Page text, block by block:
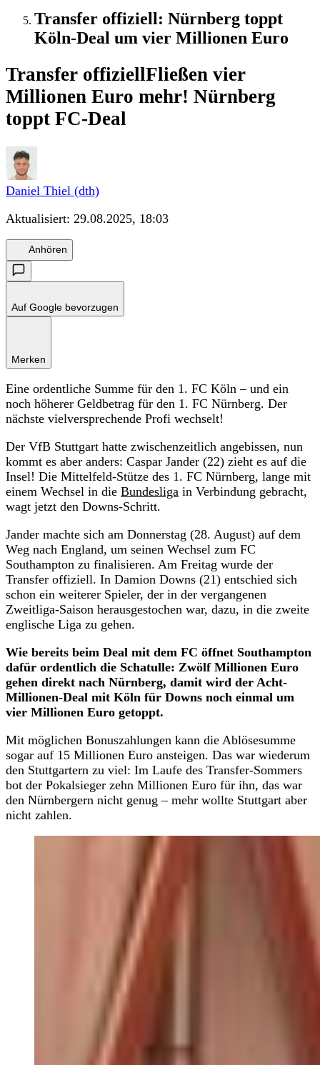
Transfer offiziell: Nürnberg toppt
Köln-Deal um vier Millionen Euro
Transfer offiziellFließen vier
Millionen Euro mehr! Nürnberg
toppt FC-Deal
Daniel Thiel (dth)
Aktualisiert: 29.08.2025, 18:03
Anhören
Auf Google bevorzugen
Merken
Eine ordentliche Summe für den 1. FC Köln – und ein
noch höherer Geldbetrag für den 1. FC Nürnberg. Der
nächste vielversprechende Profi wechselt!
Der VfB Stuttgart hatte zwischenzeitlich angebissen, nun
kommt es aber anders: Caspar Jander (22) zieht es auf die
Insel! Die Mittelfeld-Stütze des 1. FC Nürnberg, lange mit
einem Wechsel in die Bundesliga in Verbindung gebracht,
wagt jetzt den Downs-Schritt.
Jander machte sich am Donnerstag (28. August) auf dem
Weg nach England, um seinen Wechsel zum FC
Southampton zu finalisieren. Am Freitag wurde der
Transfer offiziell. In Damion Downs (21) entschied sich
schon ein weiterer Spieler, der in der vergangenen
Zweitliga-Saison herausgestochen war, dazu, in die zweite
englische Liga zu gehen.
Wie bereits beim Deal mit dem FC öffnet Southampton
dafür ordentlich die Schatulle: Zwölf Millionen Euro
gehen direkt nach Nürnberg, damit wird der Acht-
Millionen-Deal mit Köln für Downs noch einmal um
vier Millionen Euro getoppt.
Mit möglichen Bonuszahlungen kann die Ablösesumme
sogar auf 15 Millionen Euro ansteigen. Das war wiederum
den Stuttgartern zu viel: Im Laufe des Transfer-Sommers
bot der Pokalsieger zehn Millionen Euro für ihn, das war
den Nürnbergern nicht genug – mehr wollte Stuttgart aber
nicht zahlen.